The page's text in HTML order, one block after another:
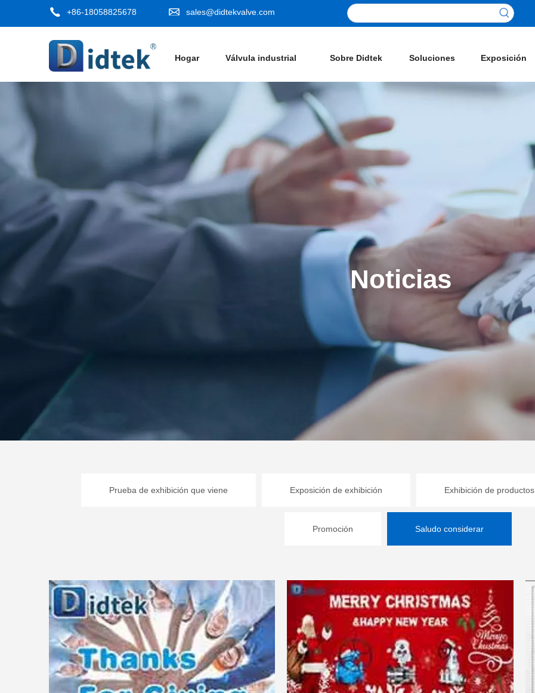
+86-18058825678 sales@didtekvalve.com
Hogar Válvula industrial Sobre Didtek Soluciones Exposición
Noticias
Prueba de exhibición que viene Exposición de exhibición Exhibición de productos
Promoción Saludo considerar